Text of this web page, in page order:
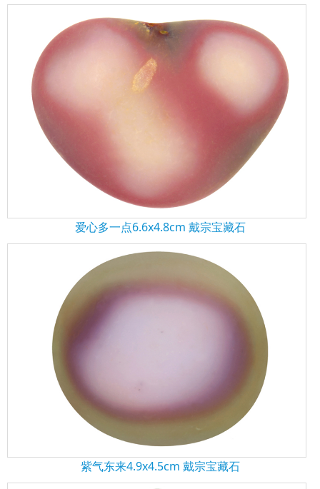
爱心多一点6.6x4.8cm 戴宗宝藏石
紫气东来4.9x4.5cm 戴宗宝藏石